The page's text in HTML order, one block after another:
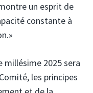
un esprit de
constante à
millésime 2025 sera
les principes